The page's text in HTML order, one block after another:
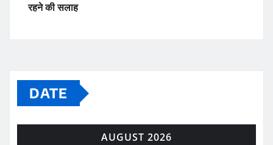
रहने की सलाह
DATE
AUGUST 2026